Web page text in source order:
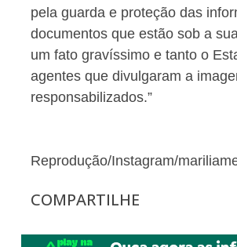
pela guarda e proteção das
documentos que estão sob a
um fato gravíssimo e tanto o
agentes que divulgaram a
responsabilizados.”
Reprodução/Instagram/
COMPARTILHE